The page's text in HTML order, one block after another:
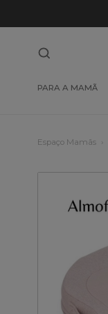
PARA A MAMÃ
Espaço Mamãs